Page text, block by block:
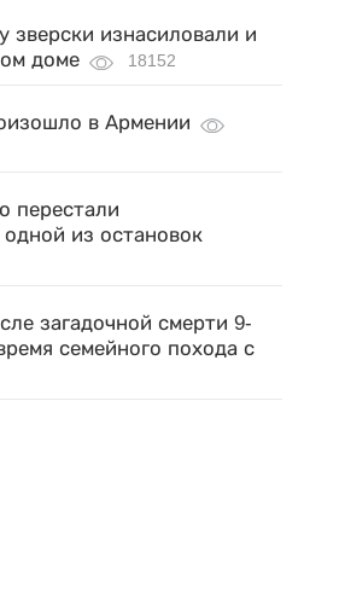
зверски изнасиловали и
доме
18152
в Армении
перестали
одной из остановок
загадочной смерти 9-
семейного похода с